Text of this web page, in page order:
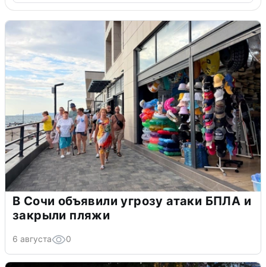
В Сочи объявили угрозу атаки БПЛА и
закрыли пляжи
6 августа 0